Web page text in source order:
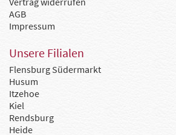
AGB
Impressum
Unsere Filialen
Flensburg Südermarkt
Husum
Itzehoe
Kiel
Rendsburg
Heide